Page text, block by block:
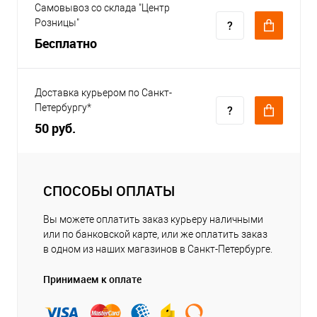
Самовывоз со склада "Центр
Розницы"
Бесплатно
Доставка курьером по Санкт-
Петербургу*
50 руб.
СПОСОБЫ ОПЛАТЫ
Вы можете оплатить заказ курьеру наличными
или по банковской карте, или же оплатить заказ
в одном из наших магазинов в Санкт-Петербурге.
Принимаем к оплате